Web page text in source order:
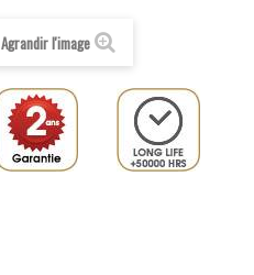
Agrandir l'image